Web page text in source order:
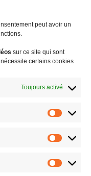
peut avoir un
sur ce site qui sont
certains cookies
Toujours activé
visibilité outre-mer
de prévoyance sociale
DGC
femmes outremer
PLFSS
Saint-Barthélemy